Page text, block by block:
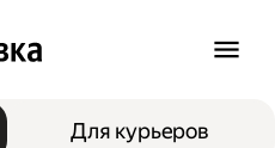
Для курьеров